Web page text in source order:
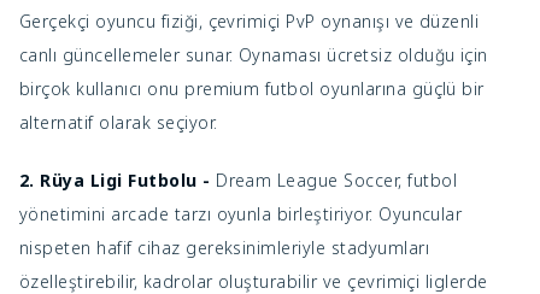
Gerçekçi oyuncu fiziği, çevrimiçi PvP oynanışı ve düzenli
canlı güncellemeler sunar. Oynaması ücretsiz olduğu için
birçok kullanıcı onu premium futbol oyunlarına güçlü bir
alternatif olarak seçiyor.
2. Rüya Ligi Futbolu - Dream League Soccer, futbol
yönetimini arcade tarzı oyunla birleştiriyor. Oyuncular
nispeten hafif cihaz gereksinimleriyle stadyumları
özelleştirebilir, kadrolar oluşturabilir ve çevrimiçi liglerde